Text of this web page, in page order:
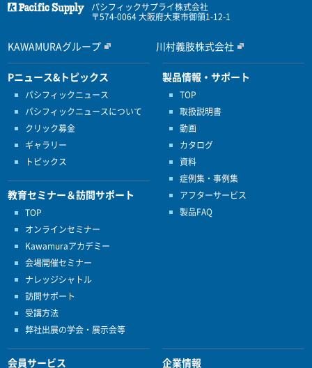
パシフィックサプライ株式会社
〒574-0064 大阪府大東市御領1-12-1
KAWAMURAグループ 川村義肢株式会社
Pニュース&トピックス
パシフィックニュース
パシフィックニュースについて
クリック募金
ギャラリー
トピックス
教育セミナー＆訪問サポート
TOP
オンラインセミナー
Kawamuraアカデミー
会場開催セミナー
ナレッジシャトル
訪問サポート
受講方法
弊社出展の学会・展示会等
製品情報・サポート
TOP
取扱説明書
動画
カタログ
資料
症例集・事例集
アフターサービス
製品FAQ
会員サービス 企業情報